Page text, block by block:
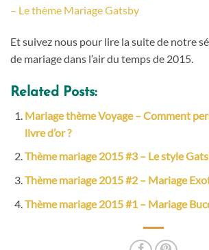
– Le thème Mariage Gatsby
Et suivez nous pour lire la suite de notre
de mariage dans l’air du temps de 2015.
Related Posts:
Mariage thème Voyage – Comment
livre d’or ?
Thème mariage 2015 #3 – Le style
Thème mariage 2015 #2 – Mariage
Thème mariage 2015 #1 – Mariage